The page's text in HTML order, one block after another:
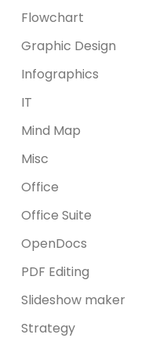
Flowchart
Graphic Design
Infographics
IT
Mind Map
Misc
Office
Office Suite
OpenDocs
PDF Editing
Slideshow maker
Strategy